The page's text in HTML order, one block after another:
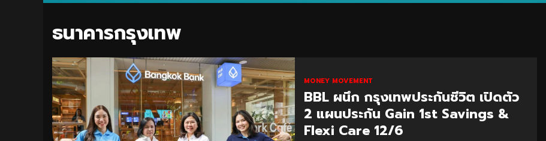
ธนาคารกรุงเทพ
MONEY MOVEMENT
BBL ผนึก กรุงเทพประกันชีวิต เปิดตัว
2 แผนประกัน Gain 1st Savings &
Flexi Care 12/6